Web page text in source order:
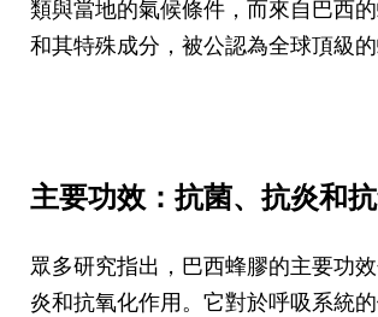
類與當地的氣候條件，而來自巴西
和其特殊成分，被公認為全球頂級的
主要功效：抗菌、抗炎和
眾多研究指出，巴西蜂膠的主要功
炎和抗氧化作用。它對於呼吸系統